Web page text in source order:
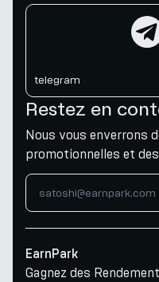
telegram
Restez en
Nous vous enverrons
promotionnelles et
EarnPark
Gagnez des